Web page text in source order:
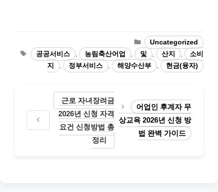
카
테
고
리
Uncategorized
태
그
공공서비스 농림축산어업 및 산지
소비
지
정부서비스 해양수산부 현금(융자)
근로 자녀장려금
2026년 신청 자격
요건 신청방법 총
정리
어업인 후계자 무
상교육 2026년 신청 방
법 완벽 가이드